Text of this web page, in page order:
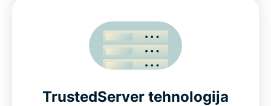
TrustedServer tehnologija